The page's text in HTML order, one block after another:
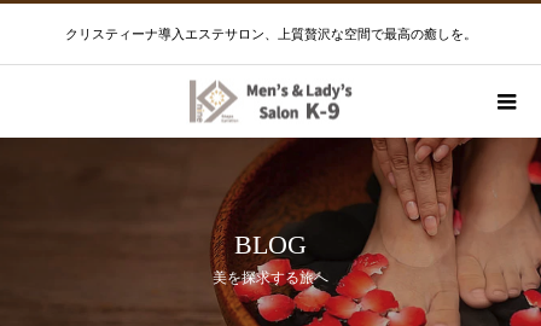
クリスティーナ導入エステサロン、上質贅沢な空間で最高の癒しを。
BLOG
美を探求する旅へ